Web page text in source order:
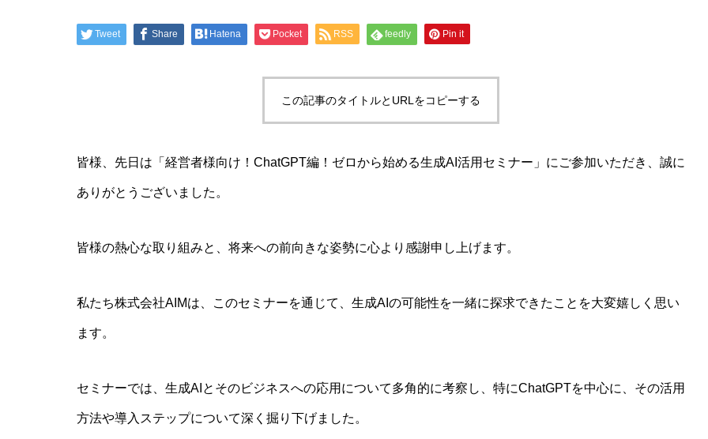
Tweet Share Hatena Pocket RSS feedly Pin it
この記事のタイトルとURLをコピーする
皆様、先日は「経営者様向け！ChatGPT編！ゼロから始める生成AI活用セミナー」にご参加いただき、誠に
ありがとうございました。
皆様の熱心な取り組みと、将来への前向きな姿勢に心より感謝申し上げます。
私たち株式会社AIMは、このセミナーを通じて、生成AIの可能性を一緒に探求できたことを大変嬉しく思い
ます。
セミナーでは、生成AIとそのビジネスへの応用について多角的に考察し、特にChatGPTを中心に、その活用
方法や導入ステップについて深く掘り下げました。